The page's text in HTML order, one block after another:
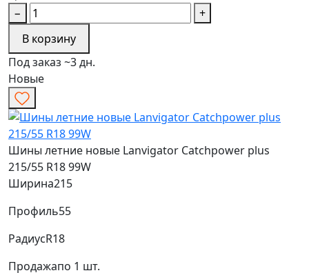
−
+
В корзину
Под заказ ~3 дн.
Новые
Шины летние новые Lanvigator Catchpower plus
215/55 R18 99W
Ширина215
Профиль55
РадиусR18
Продажапо 1 шт.